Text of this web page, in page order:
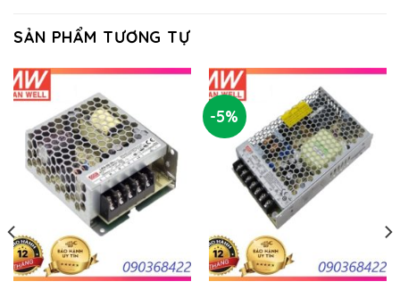
SẢN PHẨM TƯƠNG TỰ
-5%